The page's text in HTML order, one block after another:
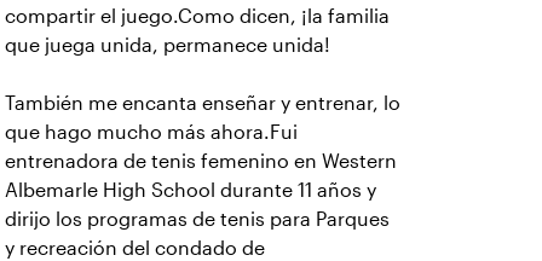
compartir el juego.Como dicen, ¡la familia
que juega unida, permanece unida!
También me encanta enseñar y entrenar, lo
que hago mucho más ahora.Fui
entrenadora de tenis femenino en Western
Albemarle High School durante 11 años y
dirijo los programas de tenis para Parques
y recreación del condado de